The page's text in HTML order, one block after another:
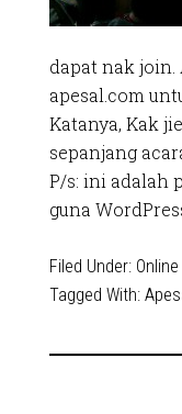
dapat nak join.
apesal.com
Katanya, Kak
sepanjang
P/s: ini adalah
guna
Filed Under:
Tagged With: